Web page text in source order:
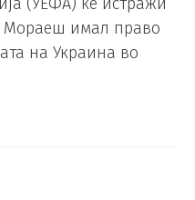
Мораеш имал право
на Украина во